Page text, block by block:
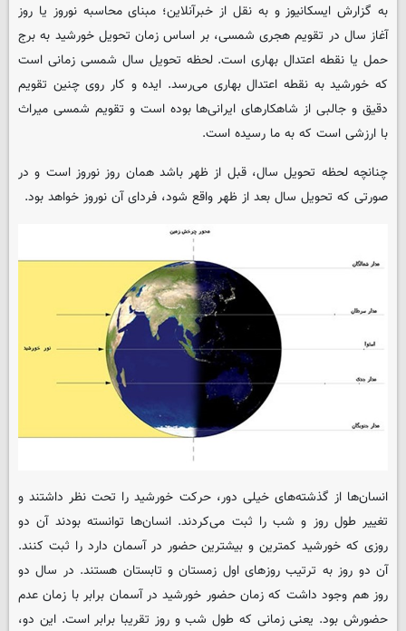
به گزارش ایسکانیوز و به نقل از خبرآنلاین؛ مبنای محاسبه نوروز یا روز
آغاز سال در تقویم هجری شمسی، بر اساس زمان تحویل خورشید به برج
حمل یا نقطه اعتدال بهاری است. لحظه تحویل سال شمسی زمانی است
که خورشید به نقطه اعتدال بهاری می‌رسد. ایده و کار روی چنین تقویم
دقیق و جالبی از شاهکارهای ایرانی‌ها بوده ‌است و تقویم شمسی میراث
با ارزشی است که به ما رسیده ‌است.
چنانچه لحظه تحویل سال، قبل از ظهر باشد همان روز نوروز است و در
صورتی که تحویل سال بعد از ظهر واقع شود، فردای آن نوروز خواهد بود.
انسان‌ها از گذشته‌های خیلی دور، حرکت خورشید را تحت نظر داشتند و
تغییر طول روز و شب را ثبت می‌کردند. انسان‌ها توانسته بودند آن دو
روزی که خورشید کمترین و بیشترین حضور در آسمان دارد را ثبت کنند.
آن دو روز به ترتیب روزهای اول زمستان و تابستان هستند. در سال دو
روز هم وجود داشت که زمان حضور خورشید در آسمان برابر با زمان عدم
حضورش بود. یعنی زمانی که طول شب و روز تقریبا برابر است. این دو،